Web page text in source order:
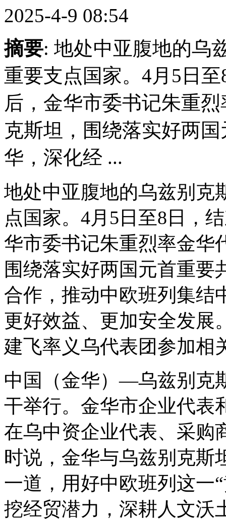
2025-4-9 08:54
摘要: 地处中亚腹地的乌
重要支点国家。4月5日
后，金华市委书记朱重
克斯坦，围绕落实好两
华，深化经 ...
地处中亚腹地的乌兹别克
点国家。4月5日至8日，
华市委书记朱重烈率金华
围绕落实好两国元首重要
合作，推动中欧班列集结
更好效益、更加安全发展
建飞率义乌代表团参加相
中国（金华）—乌兹别克
干举行。金华市企业代表
在乌中资企业代表、采购
时说，金华与乌兹别克斯
一道，用好中欧班列这一
挖经贸潜力，深耕人文沃